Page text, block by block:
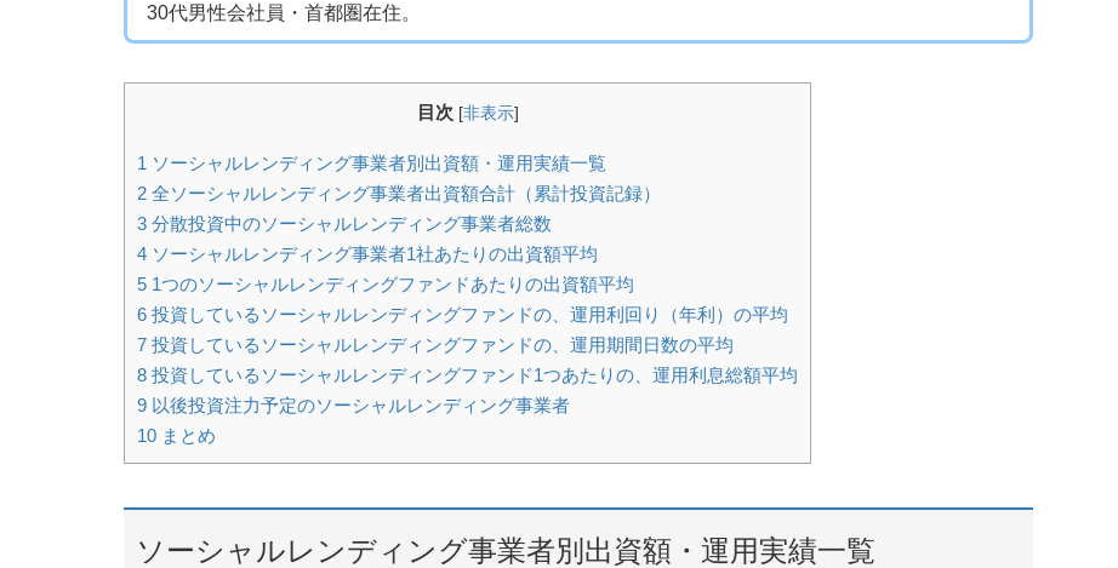
30代男性会社員・首都圏在住。
目次 [非表示]
1 ソーシャルレンディング事業者別出資額・運用実績一覧
2 全ソーシャルレンディング事業者出資額合計（累計投資記録）
3 分散投資中のソーシャルレンディング事業者総数
4 ソーシャルレンディング事業者1社あたりの出資額平均
5 1つのソーシャルレンディングファンドあたりの出資額平均
6 投資しているソーシャルレンディングファンドの、運用利回り（年利）の平均
7 投資しているソーシャルレンディングファンドの、運用期間日数の平均
8 投資しているソーシャルレンディングファンド1つあたりの、運用利息総額平均
9 以後投資注力予定のソーシャルレンディング事業者
10 まとめ
ソーシャルレンディング事業者別出資額・運用実績一覧